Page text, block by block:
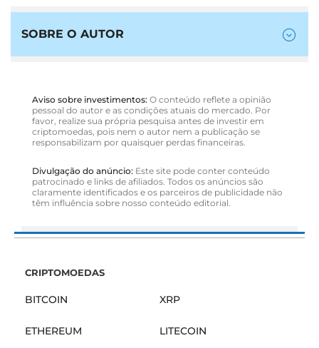
SOBRE O AUTOR
Aviso sobre investimentos: O conteúdo reflete a opinião
pessoal do autor e as condições atuais do mercado. Por
favor, realize sua própria pesquisa antes de investir em
criptomoedas, pois nem o autor nem a publicação se
responsabilizam por quaisquer perdas financeiras.
Divulgação do anúncio: Este site pode conter conteúdo
patrocinado e links de afiliados. Todos os anúncios são
claramente identificados e os parceiros de publicidade não
têm influência sobre nosso conteúdo editorial.
CRIPTOMOEDAS
BITCOIN XRP
ETHEREUM LITECOIN